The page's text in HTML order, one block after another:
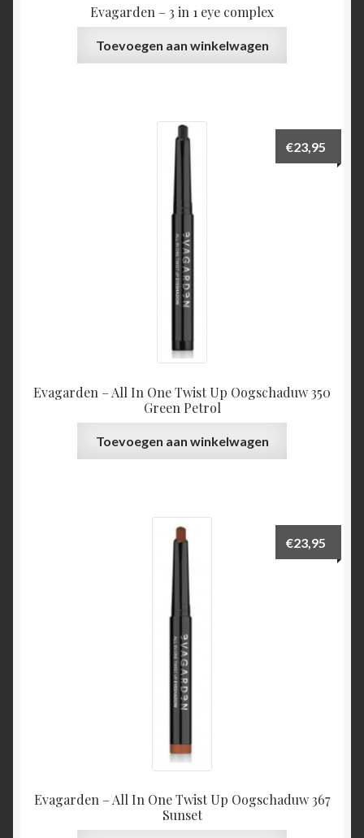
Evagarden – 3 in 1 eye complex
Toevoegen aan winkelwagen
Evagarden – All In One Twist Up Oogschaduw 350
Green Petrol
€23,95
Toevoegen aan winkelwagen
Evagarden – All In One Twist Up Oogschaduw 367
Sunset
€23,95